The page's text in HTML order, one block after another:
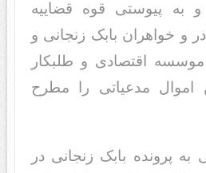
و به پیوستی قوه قضاییه
و خواهران بابک زنجانی و
اقتصادی و طلبکار
اموال مدعیاتی را مطرح
پرونده بابک زنجانی در